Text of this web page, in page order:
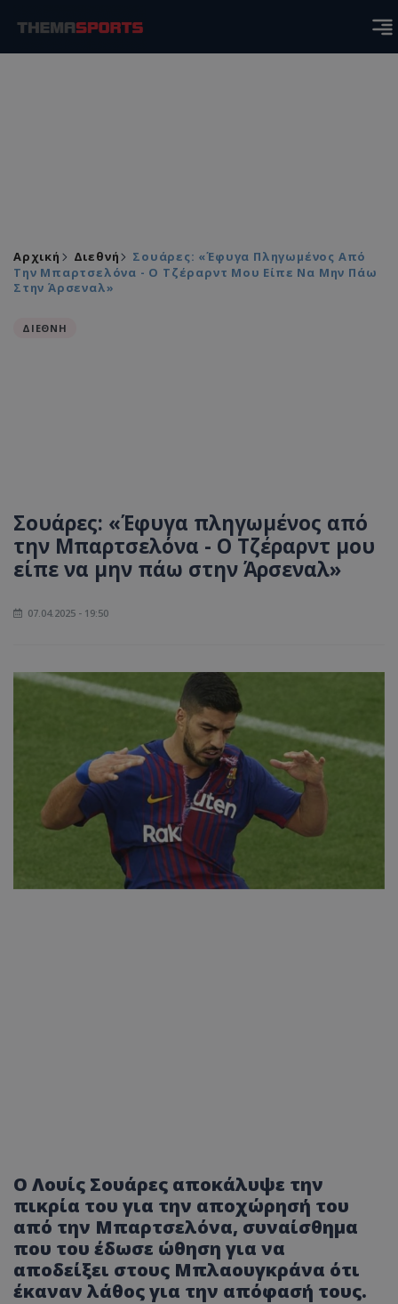
Αρχική Διεθνή
Σουάρες: «Έφυγα Πληγωμένος Από
Την Μπαρτσελόνα - Ο Τζέραρντ Μου Είπε Να Μην Πάω
Στην Άρσεναλ»
ΔΙΕΘΝΗ
Σουάρες: «Έφυγα πληγωμένος από
την Μπαρτσελόνα - Ο Τζέραρντ μου
είπε να μην πάω στην Άρσεναλ»
07.04.2025 - 19:50
Ο Λουίς Σουάρες αποκάλυψε την
πικρία του για την αποχώρησή του
από την Μπαρτσελόνα, συναίσθημα
που του έδωσε ώθηση για να
αποδείξει στους Μπλαουγκράνα ότι
έκαναν λάθος για την απόφασή τους.